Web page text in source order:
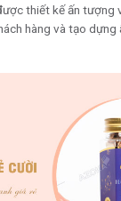
thiết kế ấn tượng
hàng và tạo